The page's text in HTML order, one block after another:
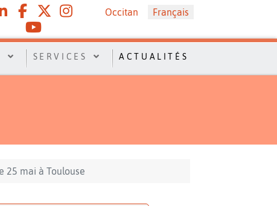
Sélectionnez votre langue
Occitan Français
SERVICES ACTUALITÉS
25 mai à Toulouse